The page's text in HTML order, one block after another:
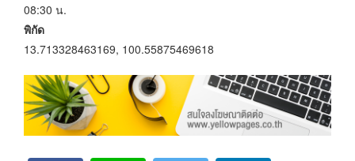
08:30 น.
พิกัด
13.713328463169, 100.55875469618